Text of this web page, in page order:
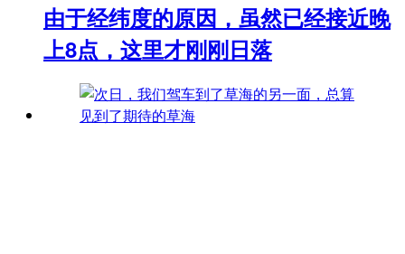
由于经纬度的原因，虽然已经接近晚
上8点，这里才刚刚日落